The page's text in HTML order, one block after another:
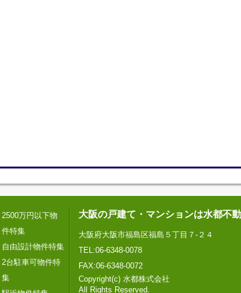
2500万円以下物
件特集
自由設計物件特集
2台駐車可物件特
集
大阪の戸建て・マンションは水都不
大阪府大阪市福島区福島５丁目７-２４
TEL:06-6348-0078
FAX:06-6348-0072
Copyright(c) 水都株式会社
All Rights Reserved.